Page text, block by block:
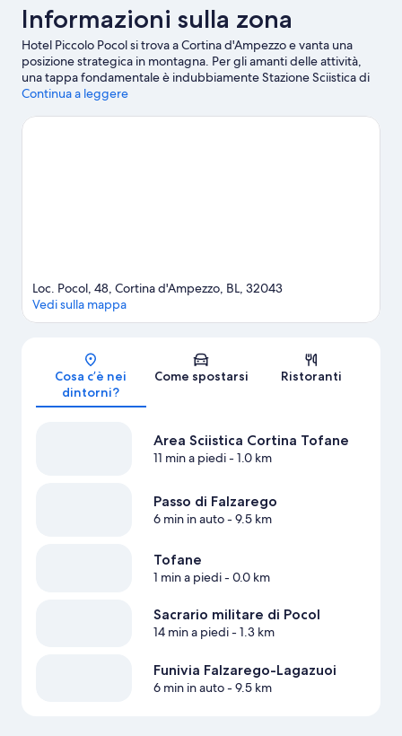
Informazioni sulla zona
Hotel Piccolo Pocol si trova a Cortina d'Ampezzo e vanta una
posizione strategica in montagna. Per gli amanti delle attività,
una tappa fondamentale è indubbiamente Stazione Sciistica di
Cortina d'Ampezzo. A livello naturalistico, invece, spiccano
neve, ad esempio lo sci di fondo, le lezioni di sci e le piste da sci,
Continua a leggere
Mappa
Loc. Pocol, 48, Cortina d'Ampezzo, BL, 32043
Vedi sulla mappa
Cosa c’è nei
dintorni?
Come spostarsi Ristoranti
Area Sciistica Cortina Tofane
11 min a piedi- 1.0 km
Passo di Falzarego
6 min in auto- 9.5 km
Tofane
1 min a piedi- 0.0 km
Sacrario militare di Pocol
14 min a piedi- 1.3 km
Funivia Falzarego-Lagazuoi
6 min in auto- 9.5 km